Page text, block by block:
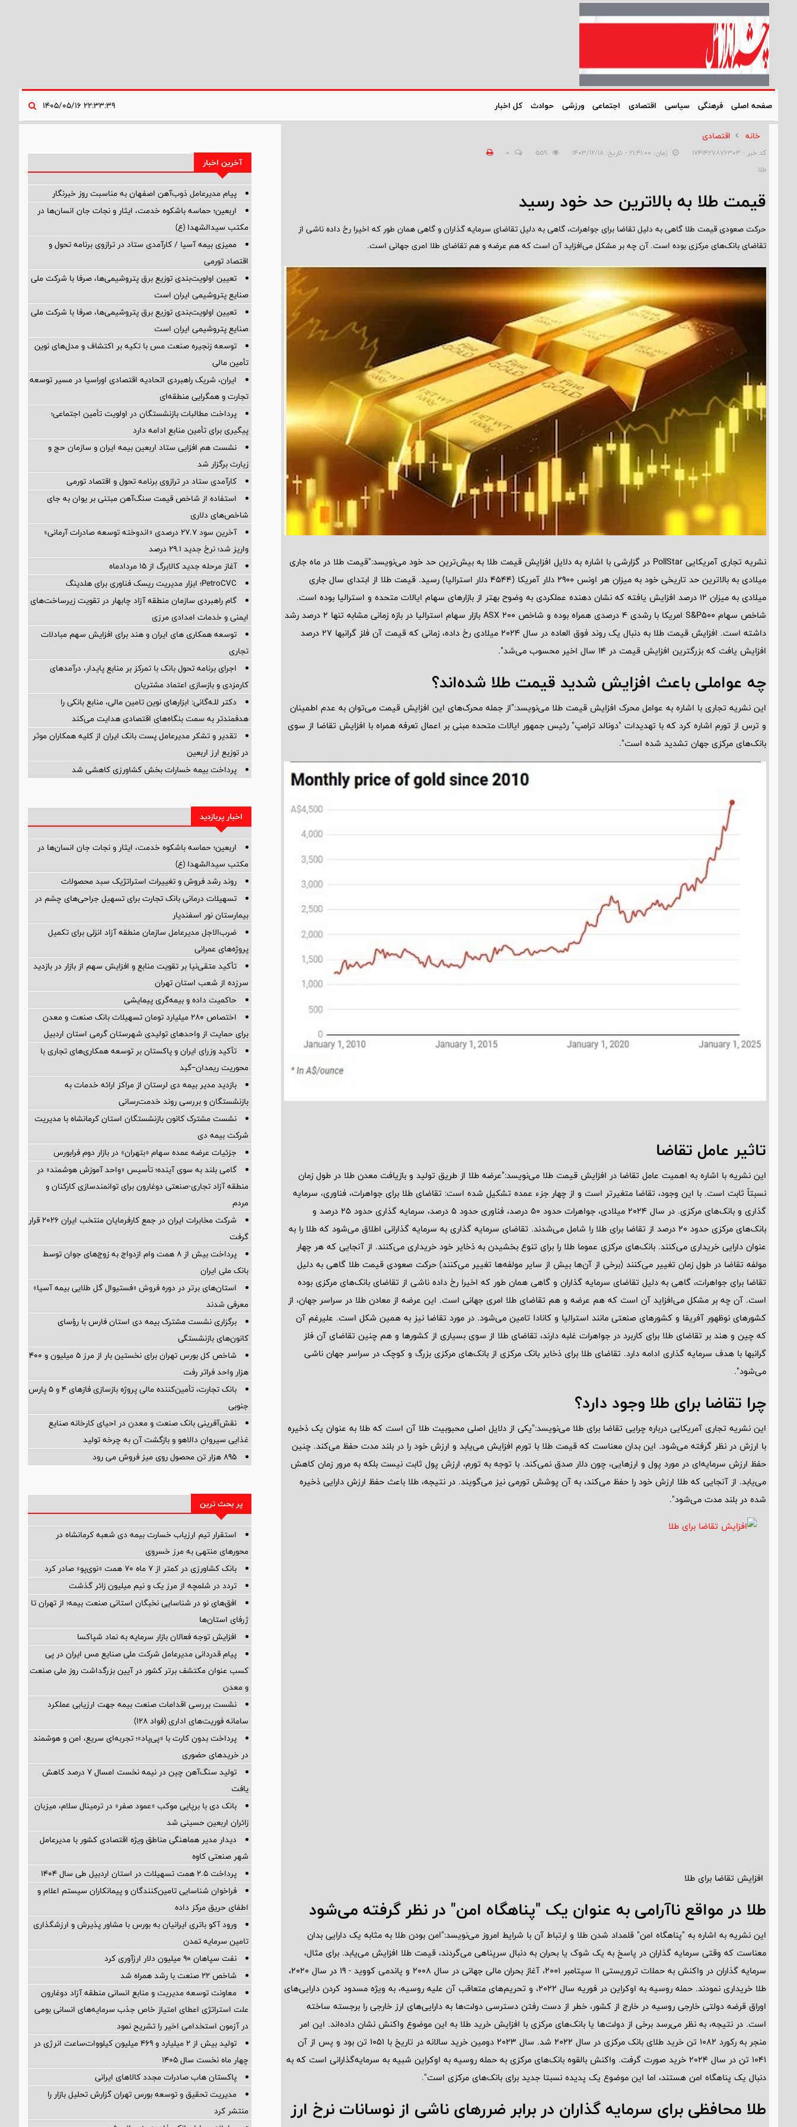
صفحه اصلی فرهنگی سیاسی اقتصادی اجتماعی ورزشی حوادث کل اخبار
خانه اقتصادی
کد خبر : 1741427876303 زمان: ۲۱:۴۱:۰۰ - تاریخ: ۱۴۰۳/۱۲/۱۸
0
طلا
قیمت طلا به بالاترین حد خود رسید
حرکت صعودی قیمت طلا گاهی به دلیل تقاضا برای جواهرات، گاهی به دلیل تقاضای سرمایه گذاران و گاهی همان طور که اخیرا رخ داده ناشی از
تقاضای بانک‌های مرکزی بوده است. آن چه بر مشکل می‌افزاید آن است که هم عرضه و هم تقاضای طلا امری جهانی است.
نشریه تجاری آمریکایی PollStar در گزارشی با اشاره به دلایل افزایش قیمت طلا به بیش‌ترین حد خود می‌نویسد:"قیمت طلا در ماه جاری
میلادی به بالاترین حد تاریخی خود به میزان هر اونس 2900 دلار آمریکا (4544 دلار استرالیا) رسید. قیمت طلا از ابتدای سال جاری
میلادی به میزان 12 درصد افزایش یافته که نشان دهنده عملکردی به وضوح بهتر از بازار‌های سهام ایالات متحده و استرالیا بوده است.
شاخص سهام S&P500 امریکا با رشدی 4 درصدی همراه بوده و شاخص ASX 200 بازار سهام استرالیا در بازه زمانی مشابه تنها 2 درصد رشد
داشته است. افزایش قیمت طلا به دنبال یک روند فوق العاده در سال 2024 میلادی رخ داده، زمانی که قیمت آن فلز گرانبها 27 درصد
افزایش یافت که بزرگترین افزایش قیمت در 14 سال اخیر محسوب می‌شد".
چه عواملی باعث افزایش شدید قیمت طلا شده‌اند؟
این نشریه تجاری با اشاره به عوامل محرک افزایش قیمت طلا می‌نویسد:"از جمله محرک‌های این افزایش قیمت می‌توان به عدم اطمینان
و ترس از تورم اشاره کرد که با تهدیدات "دونالد ترامپ" رئیس جمهور ایالات متحده مبنی بر اعمال تعرفه همراه با افزایش تقاضا از سوی
بانک‌های مرکزی جهان تشدید شده است".
تاثیر عامل تقاضا
این نشریه با اشاره به اهمیت عامل تقاضا در افزایش قیمت طلا می‌نویسد:"عرضه طلا از طریق تولید و بازیافت معدن طلا در طول زمان
نسبتاً ثابت است. با این وجود، تقاضا متغیرتر است و از چهار جزء عمده تشکیل شده است: تقاضای طلا برای جواهرات، فناوری، سرمایه
گذاری و بانک‌های مرکزی. در سال 2024 میلادی، جواهرات حدود 50 درصد، فناوری حدود 5 درصد، سرمایه گذاری حدود 25 درصد و
بانک‌های مرکزی حدود 20 درصد از تقاضا برای طلا را شامل می‌شدند. تقاضای سرمایه گذاری به سرمایه گذارانی اطلاق می‌شود که طلا را به
عنوان دارایی خریداری می‌کنند. بانک‌های مرکزی عموما طلا را برای تنوع بخشیدن به ذخایر خود خریداری می‌کنند. از آنجایی که هر چهار
مولفه تقاضا در طول زمان تغییر می‌کنند (برخی از آن‌ها بیش از سایر مولفه‌ها تغییر می‌کنند) حرکت صعودی قیمت طلا گاهی به دلیل
تقاضا برای جواهرات، گاهی به دلیل تقاضای سرمایه گذاران و گاهی همان طور که اخیرا رخ داده ناشی از تقاضای بانک‌های مرکزی بوده
است. آن چه بر مشکل می‌افزاید آن است که هم عرضه و هم تقاضای طلا امری جهانی است. این عرضه از معادن طلا در سراسر جهان، از
کشور‌های نوظهور آفریقا و کشور‌های صنعتی مانند استرالیا و کانادا تامین می‌شود. در مورد تقاضا نیز به همین شکل است. علیرغم آن
که چین و هند بر تقاضای طلا برای کاربرد در جواهرات غلبه دارند، تقاضای طلا از سوی بسیاری از کشور‌ها و هم چنین تقاضای آن فلز
گرانبها با هدف سرمایه گذاری ادامه دارد. تقاضای طلا برای ذخایر بانک مرکزی از بانک‌های مرکزی بزرگ و کوچک در سراسر جهان ناشی
می‌شود".
چرا تقاضا برای طلا وجود دارد؟
این نشریه تجاری آمریکایی درباره چرایی تقاضا برای طلا می‌نویسد:"یکی از دلایل اصلی محبوبیت طلا آن است که طلا به عنوان یک ذخیره
با ارزش در نظر گرفته می‌شود. این بدان معناست که قیمت طلا با تورم افزایش می‌یابد و ارزش خود را در بلند مدت حفظ می‌کند. چنین
حفظ ارزش سرمایه‌ای در مورد پول و ارزهایی، چون دلار صدق نمی‌کند. با توجه به تورم، ارزش پول ثابت نیست بلکه به مرور زمان کاهش
می‌یابد. از آنجایی که طلا ارزش خود را حفظ می‌کند، به آن پوشش تورمی نیز می‌گویند. در نتیجه، طلا باعث حفظ ارزش دارایی ذخیره
شده در بلند مدت می‌شود".
افزایش تقاضا برای طلا
طلا در مواقع ناآرامی به عنوان یک "پناهگاه امن" در نظر گرفته می‌شود
این نشریه به اشاره به "پناهگاه امن" قلمداد شدن طلا و ارتباط آن با شرایط امروز می‌نویسد:"امن بودن طلا به مثابه یک دارایی بدان
معناست که وقتی سرمایه گذاران در پاسخ به یک شوک یا بحران به دنبال سرپناهی می‌گردند، قیمت طلا افزایش می‌یابد. برای مثال،
سرمایه گذاران در واکنش به حملات تروریستی 11 سپتامبر 2001، آغاز بحران مالی جهانی در سال 2008 و پاندمی کووید - 19 در سال 2020،
طلا خریداری نمودند. حمله روسیه به اوکراین در فوریه سال 2022، و تحریم‌های متعاقب آن علیه روسیه، به ویژه مسدود کردن دارایی‌های
اوراق قرضه دولتی خارجی روسیه در خارج از کشور، خطر از دست رفتن دسترسی دولت‌ها به دارایی‌های ارز خارجی را برجسته ساخته
است. در نتیجه، به نظر می‌رسد برخی از دولت‌ها یا بانک‌های مرکزی با افزایش خرید طلا به این موضوع واکنش نشان داده‌اند. این امر
منجر به رکورد 1082 تن خرید طلای بانک مرکزی در سال 2022 شد. سال 2023 دومین خرید سالانه در تاریخ با 1051 تن بود و پس از آن
1041 تن در سال 2024 خرید صورت گرفت. واکنش بالقوه بانک‌های مرکزی به حمله روسیه به اوکراین شبیه به سرمایه‌گذارانی است که به
دنبال یک پناهگاه امن هستند، اما این موضوع یک پدیده نسبتا جدید برای بانک‌های مرکزی است".
طلا محافظی برای سرمایه گذاران در برابر ضرر‌های ناشی از نوسانات نرخ ارز
آخرین اخبار
پیام مدیرعامل ذوب‌آهن اصفهان به مناسبت روز خبرنگار
اربعین؛ حماسه باشکوه خدمت، ایثار و نجات جان انسان‌ها در
مکتب سیدالشهدا (ع)
ممیزی بیمه آسیا / کارآمدی ستاد در ترازوی برنامه تحول و
اقتصاد تورمی
تعیین اولویت‌بندی توزیع برق پتروشیمی‌ها، صرفا با شرکت ملی
صنایع پتروشیمی ایران است
تعیین اولویت‌بندی توزیع برق پتروشیمی‌ها، صرفا با شرکت ملی
صنایع پتروشیمی ایران است
توسعه زنجیره صنعت مس با تکیه بر اکتشاف و مدل‌های نوین
تأمین مالی
ایران، شریک راهبردی اتحادیه اقتصادی اوراسیا در مسیر توسعه
تجارت و همگرایی منطقه‌ای
پرداخت مطالبات بازنشستگان در اولویت تأمین اجتماعی؛
پیگیری برای تأمین منابع ادامه دارد
نشست هم افزایی ستاد اربعین بیمه ایران و سازمان حج و
زیارت برگزار شد
کارآمدی ستاد در ترازوی برنامه تحول و اقتصاد تورمی
استفاده از شاخص قیمت سنگ‌آهن مبتنی بر یوان به جای
شاخص‌های دلاری
آخرین سود ۲۷.۷ درصدی «اندوخته توسعه صادرات آرمانی»
واریز شد؛ نرخ جدید ۲۹.۱ درصد
آغاز مرحله جدید کالابرگ از ۱۵ مردادماه
PetroCVC؛ ابزار مدیریت ریسک فناوری برای هلدینگ
گام راهبردی سازمان منطقه آزاد چابهار در تقویت زیرساخت‌های
ایمنی و خدمات امدادی مرزی
توسعه همکاری های ایران و هند برای افزایش سهم مبادلات
تجاری
اجرای برنامه تحول بانک با تمرکز بر منابع پایدار، درآمدهای
کارمزدی و بازسازی اعتماد مشتریان
دکتر للـه‌گانی: ابزارهای نوین تامین مالی، منابع بانکی را
هدفمندتر به سمت بنگاه‌های اقتصادی هدایت می‌کند
تقدیر و تشکر مدیرعامل پست بانک ایران از کلیه همکاران موثر
در توزیع ارز اربعین
پرداخت بیمه خسارات بخش کشاورزی کاهشی شد
اخبار پربازدید
اربعین؛ حماسه باشکوه خدمت، ایثار و نجات جان انسان‌ها در
مکتب سیدالشهدا (ع)
روند رشد فروش و تغییرات استراتژیک سبد محصولات
تسهیلات درمانی بانک تجارت برای تسهیل جراحی‌های چشم در
بیمارستان نور اسفندیار
ضرب‌الاجل مدیرعامل سازمان منطقه آزاد انزلی برای تكمیل
پروژه‌های عمرانی
تأکید متقی‌نیا بر تقویت منابع و افزایش سهم از بازار در بازدید
سرزده از شعب استان تهران
حاکمیت داده و بیمه‌گری پیمایشی
اختصاص ۲۸۰ میلیارد تومان تسهیلات بانک صنعت و معدن
برای حمایت از واحدهای تولیدی شهرستان گرمی استان اردبیل
تأکید وزرای ایران و پاکستان بر توسعه همکاری‌های تجاری با
محوریت ریمدان–گبد
بازدید مدیر بیمه دی لرستان از مراکز ارائه خدمات به
بازنشستگان و بررسی روند خدمت‌رسانی
نشست مشترک کانون بازنشستگان استان کرمانشاه با مدیریت
شرکت بیمه دی
جزئیات عرضه عمده سهام «بتهران» در بازار دوم فرابورس
گامی بلند به سوی آینده؛ تأسیس «واحد آموزش هوشمند» در
منطقه آزاد تجاری-صنعتی دوغارون برای توانمندسازی کارکنان و
مردم
شرکت مخابرات ایران در جمع کارفرمایان منتخب ایران ۲۰۲۶ قرار
گرفت
پرداخت بیش از ۸ همت وام ازدواج به زوج‌های جوان توسط
بانک ملی ایران
استان‌های برتر در دوره فروش «فستیوال گل طلایی بیمه آسیا»
معرفی شدند
برگزاری نشست مشترک بیمه دی استان فارس با رؤسای
کانون‌های بازنشستگی
شاخص کل بورس تهران برای نخستین بار از مرز ۵ میلیون و ۴۰۰
هزار واحد فراتر رفت
بانک تجارت، تأمین‌کننده مالی پروژه بازسازی فازهای ۴ و ۵ پارس
جنوبی
نقش‌آفرینی بانک صنعت و معدن در احیای کارخانه صنایع
غذایی سیروان دالاهو و بازگشت آن به چرخه تولید
895 هزار تن محصول روی میز فروش می رود
پر بحث ترین
استقرار تیم ارزیاب خسارت بیمه دی شعبه کرمانشاه در
محورهای منتهی به مرز خسروی
بانک کشاورزی در کمتر از ۷ ماه ۷۰ همت «نوی‌پو» صادر کرد
تردد در شلمچه از مرز یک و نیم میلیون زائر گذشت
افق‌های نو در شناسایی نخبگان استانی صنعت بیمه؛ از تهران تا
ژرفای استان‌ها
افزایش توجه فعالان بازار سرمایه به نماد شپاکسا
پیام قدردانی مدیرعامل شرکت ملی صنایع مس ایران در پی
کسب عنوان مکتشف برتر کشور در آیین بزرگداشت روز ملی صنعت
و معدن
نشست بررسی اقدامات صنعت بیمه جهت ارزیابی عملکرد
سامانه فوریت‌های اداری (فواد ۱۲۸)
پرداخت بدون کارت با «پی‌پاد»؛ تجربه‌ای سریع، امن و هوشمند
در خریدهای حضوری
تولید سنگ‌آهن چین در نیمه نخست امسال ۷ درصد کاهش
یافت
بانک دی با برپایی موکب «عمود صفر» در ترمینال سلام، میزبان
زائران اربعین حسینی شد
دیدار مدیر هماهنگی مناطق ویژه اقتصادی کشور با مدیرعامل
شهر صنعتی کاوه
پرداخت ۲.۵ همت تسهیلات در استان اردبیل طی سال ۱۴۰۴
فراخوان شناسایی تامین‌کنندگان و پیمانکاران سیستم اعلام و
اطفای حریق مرکز داده
ورود آکو باتری ایرانیان به بورس با مشاور پذیرش و ارزشگذاری
تامین سرمایه تمدن
نفت سپاهان ۹۰ میلیون دلار ارزآوری کرد
شاخص ۲۲ صنعت با رشد همراه شد
معاونت توسعه مدیریت و منابع انسانی منطقه آزاد دوغارون
علت استراتژی اعطای امتیاز خاص جذب سرمایه‌های انسانی بومی
در آزمون استخدامی اخیر را تشریح نمود
تولید بیش از ۲ میلیارد و ۴۶۹ میلیون کیلووات‌ساعت انرژی در
چهار ماه نخست سال ۱۴۰۵
پاکستان هاب صادرات مجدد کالاهای ایرانی
مدیریت تحقیق و توسعه‌ بورس تهران گزارش تحلیل بازار را
منتشر کرد